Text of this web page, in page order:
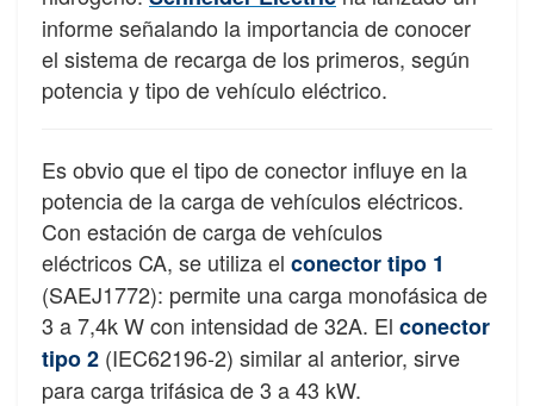
informe señalando la importancia de conocer
el sistema de recarga de los primeros, según
potencia y tipo de vehículo eléctrico.
Es obvio que el tipo de conector influye en la
potencia de la carga de vehículos eléctricos.
Con estación de carga de vehículos
eléctricos CA, se utiliza el conector tipo 1
(SAEJ1772): permite una carga monofásica de
3 a 7,4k W con intensidad de 32A. El conector
tipo 2 (IEC62196-2) similar al anterior, sirve
para carga trifásica de 3 a 43 kW.